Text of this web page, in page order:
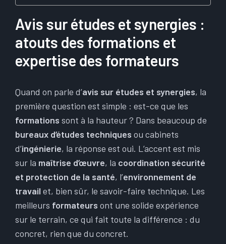
Avis sur études et synergies :
atouts des formations et
expertise des formateurs
Quand on parle d’avis sur études et synergies, la
première question est simple : est-ce que les
formations sont à la hauteur ? Dans beaucoup de
bureaux d’études techniques ou cabinets
d’ingénierie, la réponse est oui. L’accent est mis
sur la maîtrise d’œuvre, la coordination sécurité
et protection de la santé, l’environnement de
travail et, bien sûr, le savoir-faire technique. Les
meilleurs formateurs ont une solide expérience
sur le terrain, ce qui fait toute la différence : du
concret, rien que du concret.